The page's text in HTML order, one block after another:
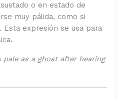
o en estado de
muy pálida, como si
Esta expresión se usa para
pale as a ghost after hearing